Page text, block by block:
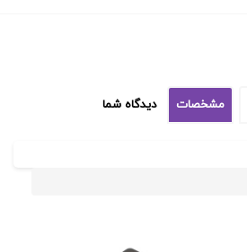
مشخصات دیدگاه شما